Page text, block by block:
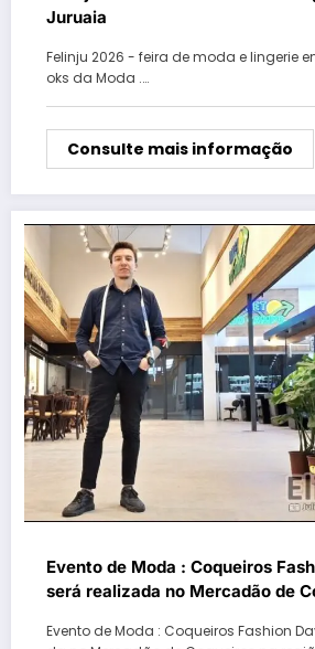
Juruaia
Felinju 2026 - feira de moda e lingerie
oks da Moda .…
Consulte mais informação
Evento de Moda : Coqueiros
será realizada no Mercadão de
Evento de Moda : Coqueiros Fashion